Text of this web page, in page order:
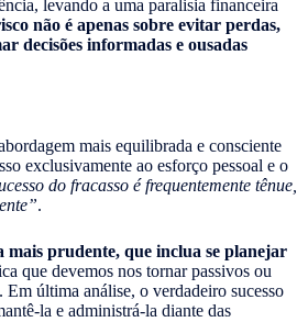
levando a uma paralisia financeira
não é apenas sobre evitar perdas,
decisões informadas e ousadas
mais equilibrada e consciente
exclusivamente ao esforço pessoal e o
do fracasso é frequentemente tênue,
.
prudente, que inclua se planejar
que devemos nos tornar passivos ou
Em última análise, o verdadeiro sucesso
la e administrá-la diante das